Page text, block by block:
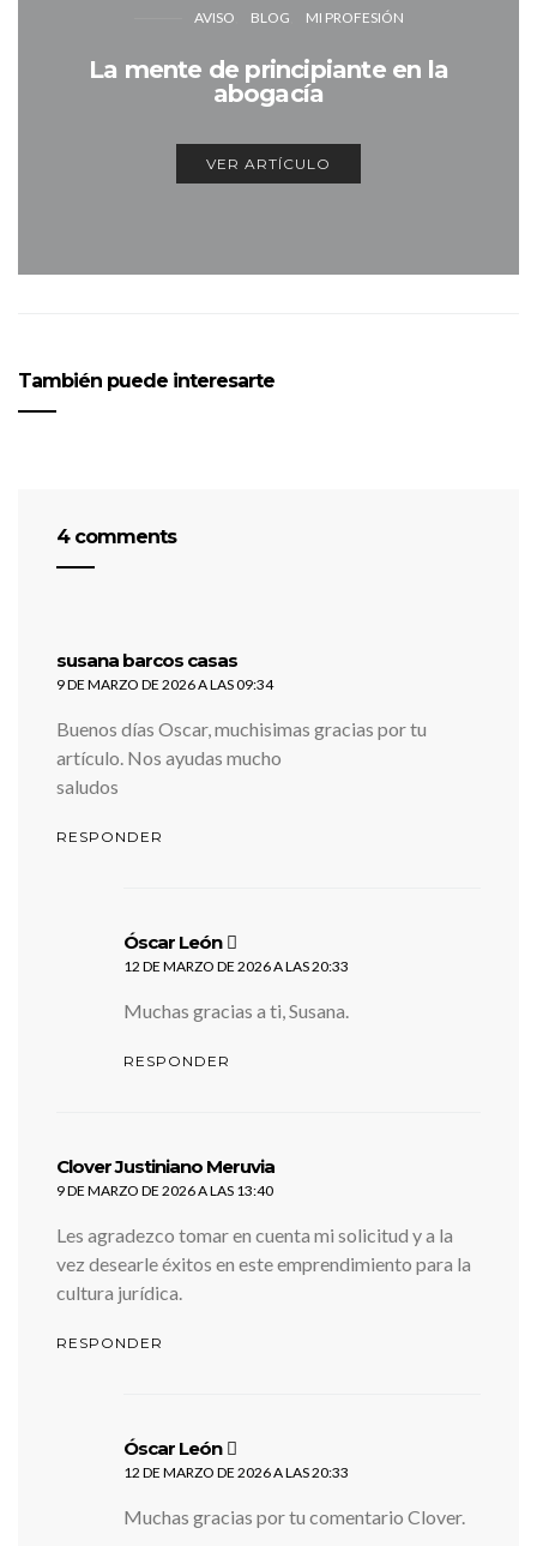
AVISO BLOG MI PROFESIÓN
La mente de principiante en la
abogacía
VER ARTÍCULO
También puede interesarte
4 comments
susana barcos casas
9 DE MARZO DE 2026 A LAS 09:34
Buenos días Oscar, muchisimas gracias por tu
artículo. Nos ayudas mucho
saludos
RESPONDER
Óscar León
12 DE MARZO DE 2026 A LAS 20:33
Muchas gracias a ti, Susana.
RESPONDER
Clover Justiniano Meruvia
9 DE MARZO DE 2026 A LAS 13:40
Les agradezco tomar en cuenta mi solicitud y a la
vez desearle éxitos en este emprendimiento para la
cultura jurídica.
RESPONDER
Óscar León
12 DE MARZO DE 2026 A LAS 20:33
Muchas gracias por tu comentario Clover.